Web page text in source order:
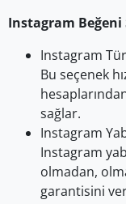
Instagram Beğeni
Instagram
Bu seçenek
sağlar.
Instagram
Instagram
olmadan,
garantisini